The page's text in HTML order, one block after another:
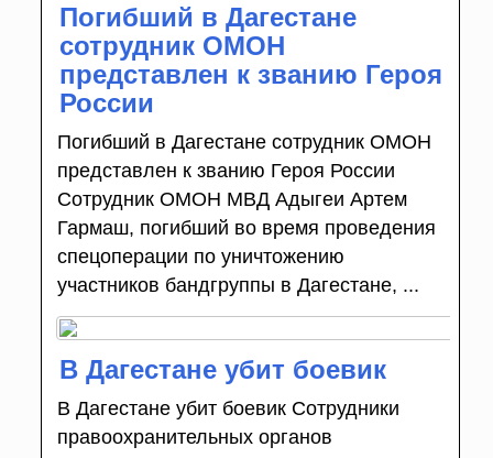
Погибший в Дагестане
сотрудник ОМОН
представлен к званию Героя
России
Погибший в Дагестане сотрудник ОМОН
представлен к званию Героя России
Сотрудник ОМОН МВД Адыгеи Артем
Гармаш, погибший во время проведения
спецоперации по уничтожению
участников бандгруппы в Дагестане, ...
В Дагестане убит боевик
В Дагестане убит боевик Сотрудники
правоохранительных органов